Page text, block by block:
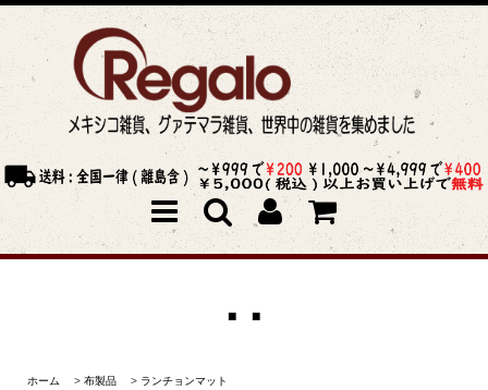
■ ■
ホーム > 布製品 > ランチョンマット